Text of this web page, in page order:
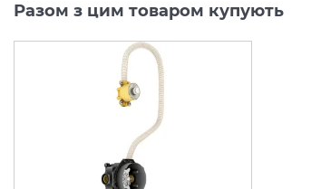
Разом з цим товаром купують